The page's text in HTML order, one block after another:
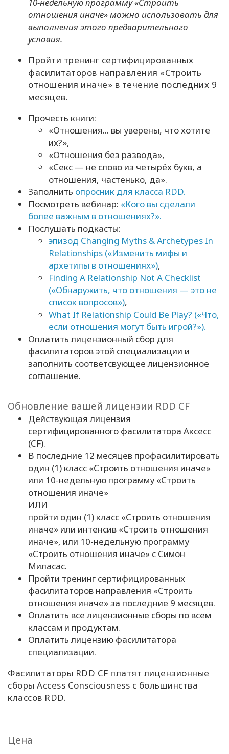
10-недельную программу «Строить
отношения иначе» можно использовать для
выполнения этого предварительного
условия.
Пройти тренинг сертифицированных
фасилитаторов направления «Строить
отношения иначе» в течение последних 9
месяцев.
Прочесть книги:
«Отношения... вы уверены, что хотите
их?»,
«Отношения без развода»,
«Секс — не слово из четырёх букв, а
отношения, частенько, да».
Заполнить опросник для класса RDD.
Посмотреть вебинар: «Кого вы сделали
более важным в отношениях?».
Послушать подкасты:
эпизод Changing Myths & Archetypes In
Relationships («Изменить мифы и
архетипы в отношениях»),
Finding A Relationship Not A Checklist
(«Обнаружить, что отношения — это не
список вопросов»),
What If Relationship Could Be Play? («Что,
если отношения могут быть игрой?»).
Оплатить лицензионный сбор для
фасилитаторов этой специализации и
заполнить соответсвующее лицензионное
соглашение.
Обновление вашей лицензии RDD CF
Действующая лицензия
сертифицированного фасилитатора Аксесс
(CF).
В последние 12 месяцев профасилитировать
один (1) класс «Строить отношения иначе»
или 10-недельную программу «Строить
отношения иначе»
ИЛИ
пройти один (1) класс «Строить отношения
иначе» или интенсив «Строить отношения
иначе», или 10-недельную программу
«Строить отношения иначе» с Симон
Миласас.
Пройти тренинг сертифицированных
фасилитаторов направления «Строить
отношения иначе» за последние 9 месяцев.
Оплатить все лицензионные сборы по всем
классам и продуктам.
Оплатить лицензию фасилитатора
специализации.
Фасилитаторы RDD CF платят лицензионные
сборы Access Consciousness с большинства
классов RDD.
Цена